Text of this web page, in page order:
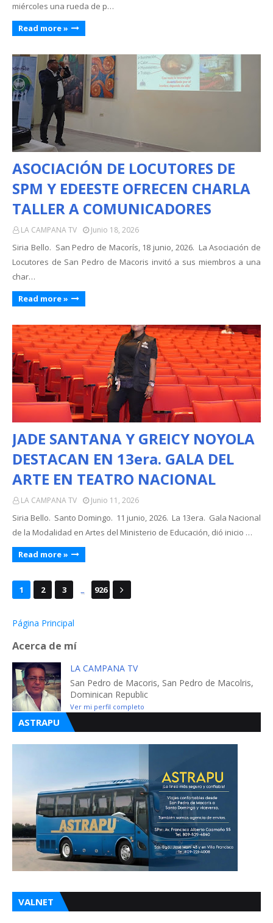
miércoles una rueda de p…
Read more »
ASOCIACIÓN DE LOCUTORES DE
SPM Y EDEESTE OFRECEN CHARLA
TALLER A COMUNICADORES
LA CAMPANA TV Junio 18, 2026
Siria Bello. San Pedro de Macorís, 18 junio, 2026. La Asociación de
Locutores de San Pedro de Macoris invitó a sus miembros a una
char…
Read more »
JADE SANTANA Y GREICY NOYOLA
DESTACAN EN 13era. GALA DEL
ARTE EN TEATRO NACIONAL
LA CAMPANA TV Junio 11, 2026
Siria Bello. Santo Domingo. 11 junio, 2026. La 13era. Gala Nacional
de la Modalidad en Artes del Ministerio de Educación, dió inicio …
Read more »
1 2 3 ... 926
Página Principal
Acerca de mí
LA CAMPANA TV
San Pedro de Macoris, San Pedro de Macolris,
Dominican Republic
Ver mi perfil completo
ASTRAPU
VALNET